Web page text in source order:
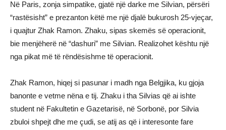
Në Paris, zonja simpatike, gjatë një darke me Silvian, përsëri
“rastësisht” e prezanton këtë me një djalë bukurosh 25-vjeçar,
i quajtur Zhak Ramon. Zhaku, sipas skemës së operacionit,
bie menjëherë në “dashuri” me Silvian. Realizohet kështu një
nga pikat më të rëndësishme të operacionit.
Zhak Ramon, hiqej si pasunar i madh nga Belgjika, ku gjoja
banonte e vetme nëna e tij. Zhaku i tha Silvias që ai ishte
student në Fakultetin e Gazetarisë, në Sorbonë, por Silvia
zbuloi shpejt dhe me çudi, se atij as që i interesonte fare